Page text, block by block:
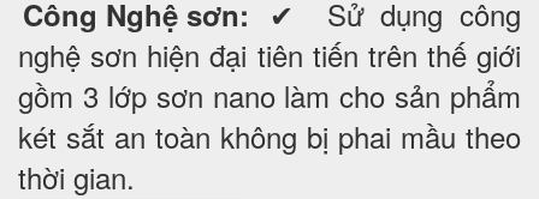
Công Nghệ sơn:
✔ Sử dụng công
nghệ sơn hiện đại tiên tiến trên thế giới
gồm 3 lớp sơn nano làm cho sản phẩm
két sắt an toàn không bị phai mầu theo
thời gian.